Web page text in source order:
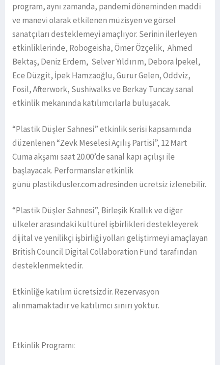
program, aynı zamanda, pandemi döneminden maddi
ve manevi olarak etkilenen müzisyen ve görsel
sanatçıları desteklemeyi amaçlıyor. Serinin ilerleyen
etkinliklerinde, Robogeisha, Ömer Özçelik, Ahmed
Bektaş, Deniz Erdem, Selver Yıldırım, Debora İpekel,
Ece Düzgit, İpek Hamzaoğlu, Gurur Gelen, Oddviz,
Fosil, Afterwork, Sushiwalks ve Berkay Tuncay sanal
etkinlik mekanında katılımcılarla buluşacak.
“Plastik Düşler Sahnesi” etkinlik serisi kapsamında
düzenlenen “Zevk Meselesi Açılış Partisi”, 12 Mart
Cuma akşamı saat 20.00’de sanal kapı açılışı ile
başlayacak. Performanslar etkinlik
günü plastikdusler.com adresinden ücretsiz izlenebilir.
“Plastik Düşler Sahnesi”, Birleşik Krallık ve diğer
ülkeler arasındaki kültürel işbirlikleri destekleyerek
dijital ve yenilikçi işbirliği yolları geliştirmeyi amaçlayan
British Council Digital Collaboration Fund tarafından
desteklenmektedir.
Etkinliğe katılım ücretsizdir. Rezervasyon
alınmamaktadır ve katılımcı sınırı yoktur.
Etkinlik Programı: